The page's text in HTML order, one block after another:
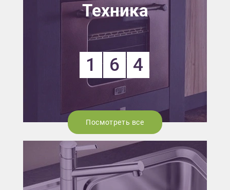
Техника
1 6 4
Посмотреть все